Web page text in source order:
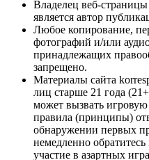
Владелец веб-
является автор
Любое копирование,
фотографий и/или
принадлежащих
запрещено.
Материалы сайта
лиц старше 21 года
может вызвать
правила (принципы)
обнаружении первых
немедленно
участие в азартных